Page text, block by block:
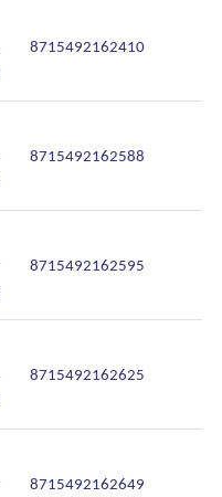
8715492162410
8715492162588
8715492162595
8715492162625
8715492162649